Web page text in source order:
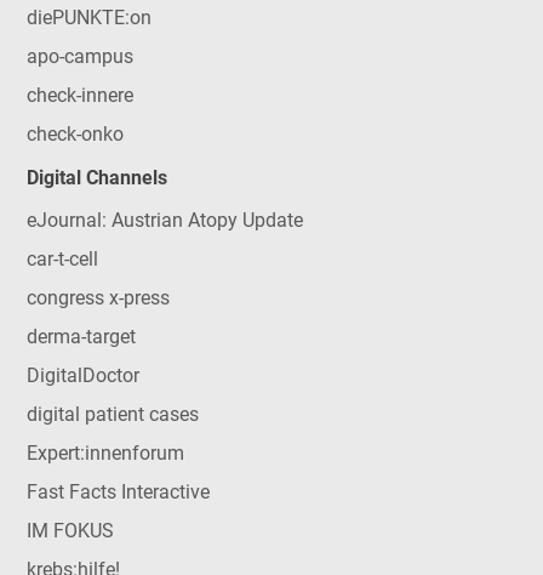
diePUNKTE:on
apo-campus
check-innere
check-onko
Digital Channels
eJournal: Austrian Atopy Update
car-t-cell
congress x-press
derma-target
DigitalDoctor
digital patient cases
Expert:innenforum
Fast Facts Interactive
IM FOKUS
krebs:hilfe!